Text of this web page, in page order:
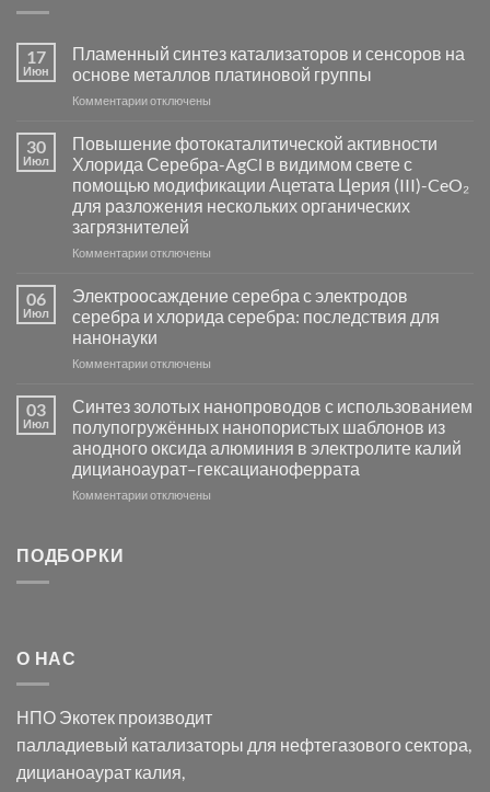
17
Июн
Пламенный синтез катализаторов и сенсоров на
основе металлов платиновой группы
Комментариик
Пламенный
синтез
катализаторов
и
сенсоров
на
основе
группы
отключены
30
Июл
Повышение фотокаталитической активности
Хлорида Серебра-AgCl в видимом свете с
помощью модификации Ацетата Церия (III)-CeO₂
для разложения нескольких органических
загрязнителей
Комментариик
фотокаталитической
активности
Хлорида
Серебра-
в
видимом
свете
с
помощью
модификации
отключены
06
Июл
Электроосаждение серебра с электродов
серебра и хлорида серебра: последствия для
нанонауки
Комментариик
серебра
с
электродов
серебра
и
отключены
03
Июл
Синтез золотых нанопроводов с использованием
полупогружённых нанопористых шаблонов из
анодного оксида алюминия в электролите калий
дицианоаурат–гексацианоферрата
Комментариик
оксида
в
электролите
отключены
ПОДБОРКИ
О НАС
НПО Экотек производит
палладиевый катализаторы для нефтегазового сектора,
дицианоаурат калия,